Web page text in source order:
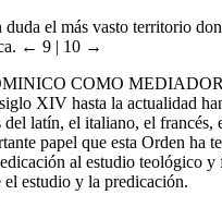
el más vasto territorio
← 9 | 10 →
COMO MEDIADOR
XIV hasta la actualidad
latín, el italiano, el francés,
papel que esta Orden ha
al estudio teológico
el estudio y la predicación.